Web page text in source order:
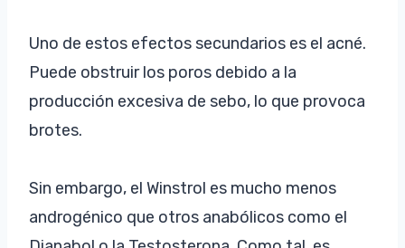
Uno de estos efectos secundarios es el acné.
Puede obstruir los poros debido a la
producción excesiva de sebo, lo que provoca
brotes.
Sin embargo, el Winstrol es mucho menos
androgénico que otros anabólicos como el